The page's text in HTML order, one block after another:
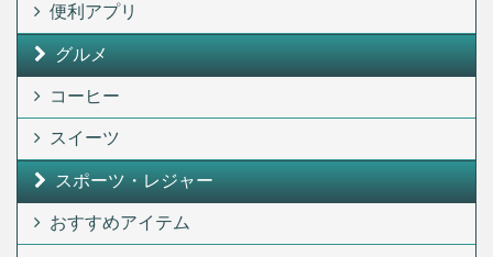
便利アプリ
グルメ
コーヒー
スイーツ
スポーツ・レジャー
おすすめアイテム